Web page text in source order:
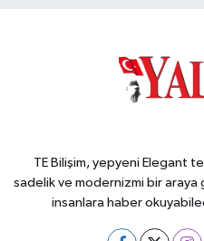
TE Bilişim, yepyeni Elegant
sadelik ve modernizmi bir araya
insanlara haber